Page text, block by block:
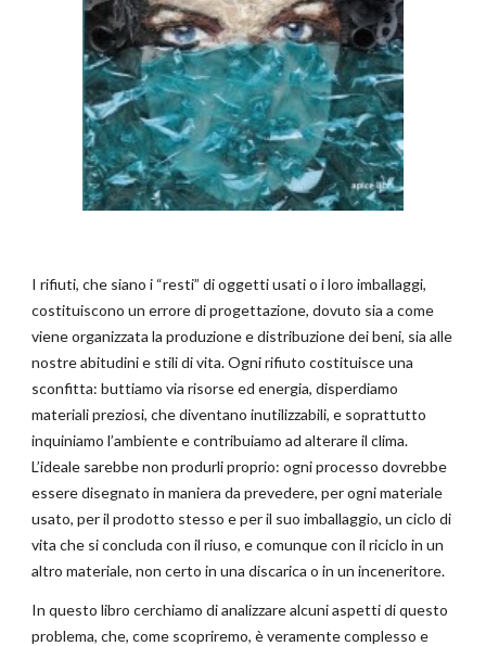
I rifiuti, che siano i “resti” di oggetti usati o i loro imballaggi,
costituiscono un errore di progettazione, dovuto sia a come
viene organizzata la produzione e distribuzione dei beni, sia alle
nostre abitudini e stili di vita. Ogni rifiuto costituisce una
sconfitta: buttiamo via risorse ed energia, disperdiamo
materiali preziosi, che diventano inutilizzabili, e soprattutto
inquiniamo l’ambiente e contribuiamo ad alterare il clima.
L’ideale sarebbe non produrli proprio: ogni processo dovrebbe
essere disegnato in maniera da prevedere, per ogni materiale
usato, per il prodotto stesso e per il suo imballaggio, un ciclo di
vita che si concluda con il riuso, e comunque con il riciclo in un
altro materiale, non certo in una discarica o in un inceneritore.
In questo libro cerchiamo di analizzare alcuni aspetti di questo
problema, che, come scopriremo, è veramente complesso e